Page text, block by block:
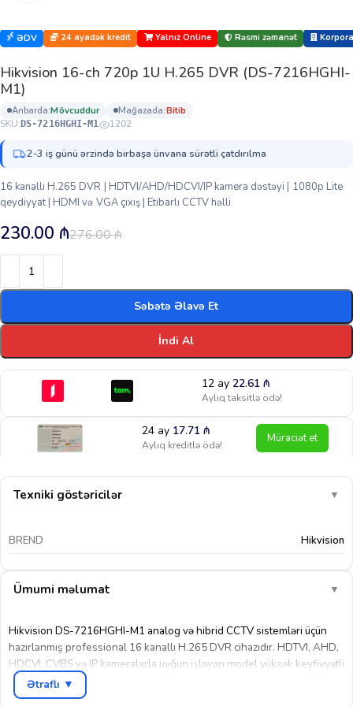
ƏDV 24 ayadək kredit Yalnız Online Rəsmi zəmanət
Hikvision 16-ch 720p 1U H.265 DVR (DS-7216HGHI-
M1)
anbarda: mövcuddur mağazada:
bi̇ti̇b
SKU:DS-7216HGHI-M1 1202
2-3 iş günü ərzində birbaşa ünvana sürətli çatdırılma
16 kanallı H.265 DVR | HDTVI/AHD/HDCVI/IP kamera dəstəyi | 1080p Lite
qeydiyyat | HDMI və VGA çıxış | Etibarlı CCTV həlli
276.00₼
230.00 ₼
Səbətə Əlavə Et
İndi Al
12 ay 22.61 ₼
Aylıq taksitlə ödə!
24 ay 17.71₼
Aylıq kreditlə ödə! Müraciət et
Texniki göstəricilər ▼
BREND Hikvision
Ümumi məlumat ▼
Hikvision DS-7216HGHI-M1 analog və hibrid CCTV sistemləri üçün
hazırlanmış professional 16 kanallı H.265 DVR cihazıdır. HDTVI, AHD,
HDCVI, CVBS və IP kameralarla uyğun işləyən model yüksək keyfiyyətli
görüntü qeydiyyatı və stabil təhlükəsizlik idarəetməsi təqdim edir.
Ətraflı ▼